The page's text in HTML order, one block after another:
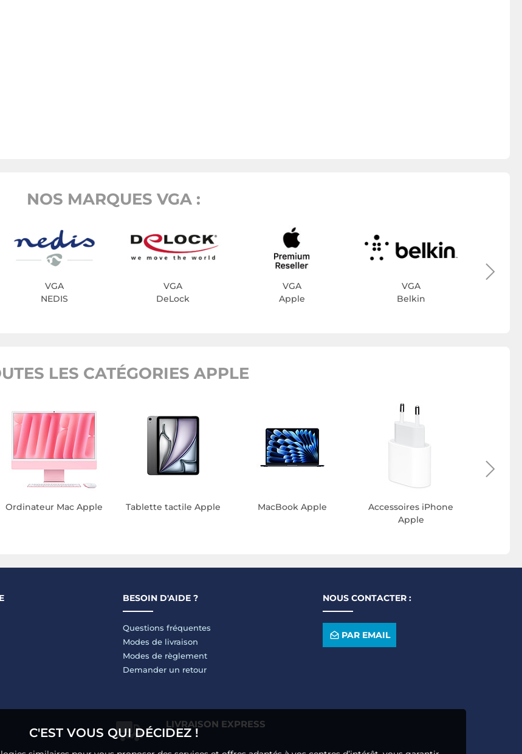
NOS MARQUES VGA :
VGA
NEDIS
VGA
DeLock
VGA
Apple
VGA
Belkin
LES CATÉGORIES APPLE
Ordinateur Mac Apple Tablette tactile Apple MacBook Apple
Accessoires iPhone
Apple
BESOIN D'AIDE ?
Questions fréquentes
Modes de livraison
Modes de règlement
Demander un retour
NOUS CONTACTER :
PAR EMAIL
LIVRAISON EXPRESS
C'EST VOUS QUI DÉCIDEZ !